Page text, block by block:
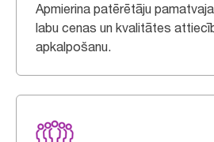
Apmierina patērētāju
labu cenas un kvalitātes
apkalpošanu.